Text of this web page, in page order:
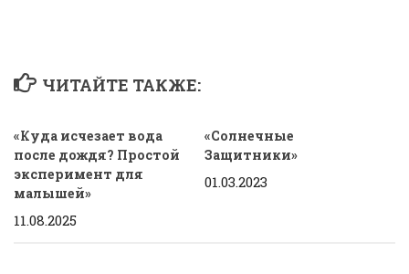
ЧИТАЙТЕ ТАКЖЕ:
«Куда исчезает вода
после дождя? Простой
эксперимент для
малышей»
11.08.2025
«Солнечные
Защитники»
01.03.2023